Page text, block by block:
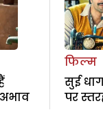
फिल्म
सुई
पर